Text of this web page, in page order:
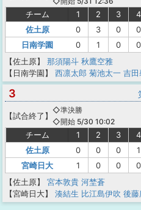
チーム 1 2 3 4
佐土原
0 3 0 0
日南学園
0 1 0 0
【佐土原】
那須陽斗 秋鷹空雅
【日南学園】
西凛太郎 菊池太一 吉田
3
【試合終了 】
◇準決勝
◇開始 5/30 10:02
チーム 1 2 3 4
佐土原
0 0 0 1
宮崎日大
1 0 0 0
【佐土原】
宮本敦貴 河埜蒼
【宮崎日大】
湊結生 比江島伊吹 後藤